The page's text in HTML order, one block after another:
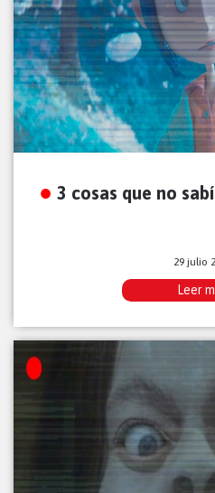
3 cosas que no
29 julio
Leer